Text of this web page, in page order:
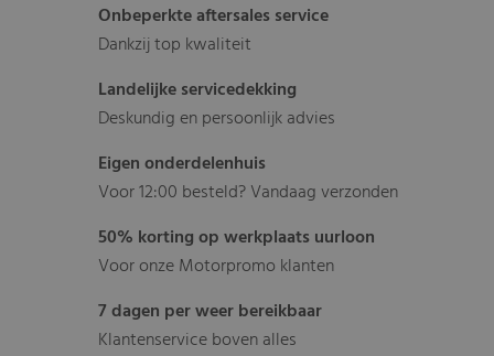
Onbeperkte aftersales service
Dankzij top kwaliteit
Landelijke servicedekking
Deskundig en persoonlijk advies
Eigen onderdelenhuis
Voor 12:00 besteld? Vandaag verzonden
50% korting op werkplaats uurloon
Voor onze Motorpromo klanten
7 dagen per weer bereikbaar
Klantenservice boven alles